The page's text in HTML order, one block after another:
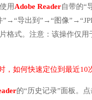
用Adobe Reader自带的“
”→“导出到”→“图像
格式。注意：该操作仅用
，如何快速定位到最近10
的“历史记录”面板。